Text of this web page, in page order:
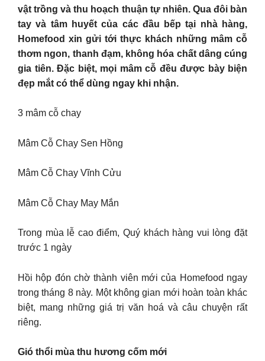
vật trồng và thu hoạch thuận tự nhiên. Qua đôi bàn
tay và tâm huyết của các đầu bếp tại nhà hàng,
Homefood xin gửi tới thực khách những mâm cỗ
thơm ngon, thanh đạm, không hóa chất dâng cúng
gia tiên. Đặc biệt, mọi mâm cỗ đều được bày biện
đẹp mắt có thể dùng ngay khi nhận.
3 mâm cỗ chay
Mâm Cỗ Chay Sen Hồng
Mâm Cỗ Chay Vĩnh Cửu
Mâm Cỗ Chay May Mắn
Trong mùa lễ cao điểm, Quý khách hàng vui lòng đặt
trước 1 ngày
Hồi hộp đón chờ thành viên mới của Homefood ngay
trong tháng 8 này. Một không gian mới hoàn toàn khác
biệt, mang những giá trị văn hoá và câu chuyện rất
riêng.
Gió thổi mùa thu hương cốm mới